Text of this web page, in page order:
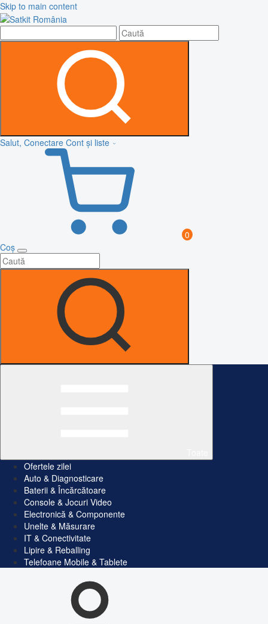
Skip to main content
Salut, Conectare Cont și liste
0
Coș
Ofertele zilei
Auto & Diagnosticare
Baterii & Încărcătoare
Console & Jocuri Video
Electronică & Componente
Unelte & Măsurare
IT & Conectivitate
Lipire & Reballing
Telefoane Mobile & Tablete